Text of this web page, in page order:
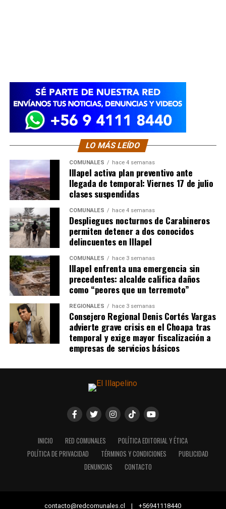
LO MÁS LEÍDO
COMUNALES hace 4 semanas
Illapel activa plan preventivo ante
llegada de temporal: Viernes 17 de julio
clases suspendidas
COMUNALES hace 4 semanas
Despliegues nocturnos de Carabineros
permiten detener a dos conocidos
delincuentes en Illapel
COMUNALES hace 3 semanas
Illapel enfrenta una emergencia sin
precedentes: alcalde califica daños
como “peores que un terremoto”
REGIONALES hace 3 semanas
Consejero Regional Denis Cortés Vargas
advierte grave crisis en el Choapa tras
temporal y exige mayor fiscalización a
empresas de servicios básicos
INICIO RED COMUNALES
POLÍTICA EDITORIAL Y ÉTICA
POLÍTICA DE PRIVACIDAD
TÉRMINOS Y CONDICIONES
PUBLICIDAD
DENUNCIAS
CONTACTO
contacto@redcomunales.cl | +56941118440